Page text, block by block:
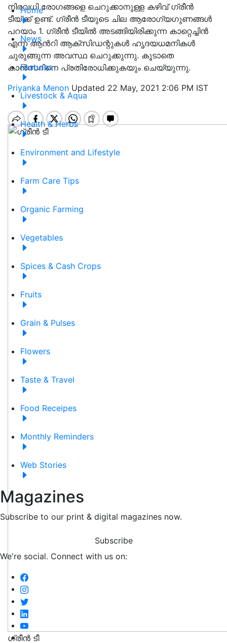
Home
News
Features
Livestock & Aqua
Health & Herbs
Environment and Lifestyle
Farm Care Tips
Organic Farming
Vegetables
Spices & Cash Crops
Fruits
Grain & Pulses
Flowers
Taste & Travel
Food Receipes
Monthly Reminders
Web Stories
Magazines
Subscribe to our print & digital magazines now.
Subscribe
We're social. Connect with us on:
നിരവധി രോഗങ്ങളെ ചെറുക്കാനുള്ള കഴിവ് ഗ്രീൻ
ടീയ്ക്ക്‌ ഉണ്ട്. ഗ്രീൻ ടീയുടെ ചില ആരോഗ്യഗുണങ്ങൾ
പറയാം 1. ഗ്രീൻ ടീയിൽ അടങ്ങിയിരിക്കുന്ന കാറ്റെച്ചിൻ
എന്ന ആൻറി ആക്സിഡന്റുകൾ ഹൃദയധമനികൾ
ചുരുങ്ങുന്ന അവസ്ഥ ചെറുക്കുന്നു. കൂടാതെ
കാൻസറിനെ പ്രതിരോധിക്കുകയും ചെയ്യുന്നു.
Priyanka Menon Updated 22 May, 2021 2:06 PM IST
ഗ്രീൻ ടീ